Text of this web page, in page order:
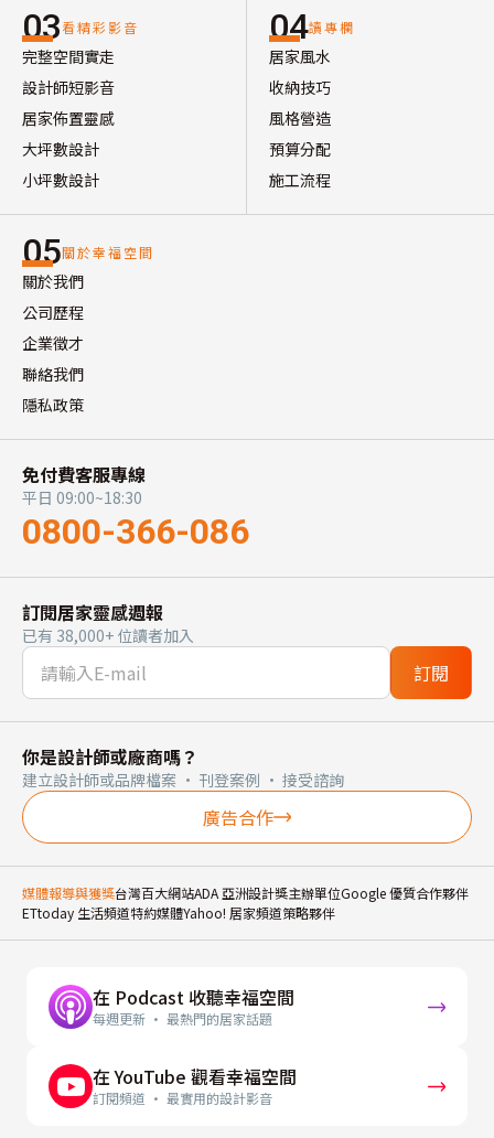
03看精彩影音
完整空間實走
設計師短影音
居家佈置靈感
大坪數設計
小坪數設計
04讀專欄
居家風水
收納技巧
風格營造
預算分配
施工流程
05關於幸福空間
關於我們
公司歷程
企業徵才
聯絡我們
隱私政策
免付費客服專線
平日 09:00~18:30
0800-366-086
訂閱居家靈感週報
已有 38,000+ 位讀者加入
訂閱
你是設計師或廠商嗎？
建立設計師或品牌檔案 · 刊登案例 · 接受諮詢
廣告合作
媒體報導與獲獎台灣百大網站ADA 亞洲設計獎主辦單位Google 優質合作夥伴
ETtoday 生活頻道特約媒體Yahoo! 居家頻道策略夥伴
在 Podcast 收聽幸福空間
每週更新 · 最熱門的居家話題
在 YouTube 觀看幸福空間
訂閱頻道 · 最實用的設計影音